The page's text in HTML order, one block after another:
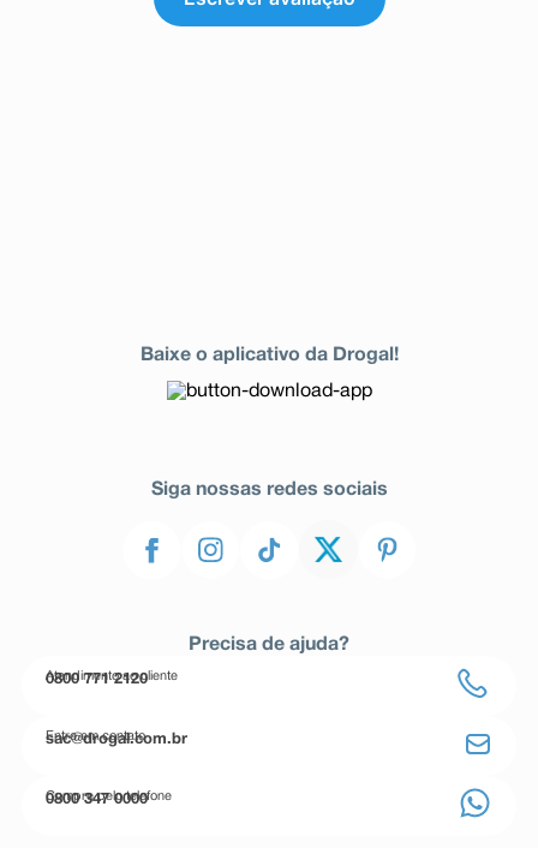
Baixe o aplicativo da Drogal!
Siga nossas redes sociais
Precisa de ajuda?
Atendimento ao cliente
0800 771 2120
Entre em contato
sac@drogal.com.br
Compre pelo telefone
0800 347 0000